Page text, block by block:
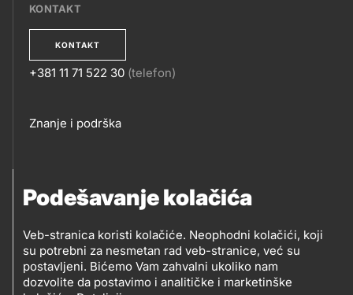
Podešavanje kolačića
Veb-stranica koristi kolačiće. Neophodni kolačići, koji
su potrebni za nesmetan rad veb-stranice, već su
postavljeni. Bićemo Vam zahvalni ukoliko nam
dozvolite da postavimo i analitičke i marketinške
KONTAKT
KONTAKT
+381 11 71 522 30 (telefon)
Footer
Znanje i podrška
PRATITE
NAS
Petrol d.o.o. Beograd
Zmajeva 12V, 11080 Beograd (Zemun), Srbija